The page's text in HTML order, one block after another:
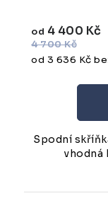
od 3 636 Kč
od 4 400 Kč
4 700 Kč
Spodní
vhodná